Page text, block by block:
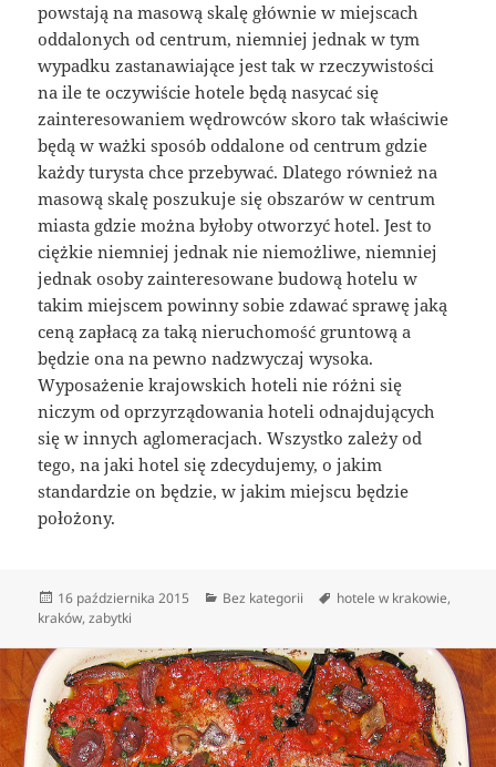
powstają na masową skalę głównie w miejscach
oddalonych od centrum, niemniej jednak w tym
wypadku zastanawiające jest tak w rzeczywistości
na ile te oczywiście hotele będą nasycać się
zainteresowaniem wędrowców skoro tak właściwie
będą w ważki sposób oddalone od centrum gdzie
każdy turysta chce przebywać. Dlatego również na
masową skalę poszukuje się obszarów w centrum
miasta gdzie można byłoby otworzyć hotel. Jest to
ciężkie niemniej jednak nie niemożliwe, niemniej
jednak osoby zainteresowane budową hotelu w
takim miejscem powinny sobie zdawać sprawę jaką
ceną zapłacą za taką nieruchomość gruntową a
będzie ona na pewno nadzwyczaj wysoka.
Wyposażenie krajowskich hoteli nie różni się
niczym od oprzyrządowania hoteli odnajdujących
się w innych aglomeracjach. Wszystko zależy od
tego, na jaki hotel się zdecydujemy, o jakim
standardzie on będzie, w jakim miejscu będzie
położony.
Data
publikacji
16 października 2015 Kategorie
Bez kategorii Tagi
hotele w krakowie,
kraków,zabytki